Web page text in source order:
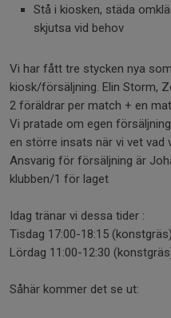
Stå i kiosken, städa
skjutsa vid behov
Vi har fått tre stycken nya
kiosk/försäljning. Elin Storm,
2 föräldrar per match + en
Vi pratade om egen
en större insats när vi vet vad
Ansvarig för försäljning är
klubben/1 för laget
Idag tränar vi dessa tider :
Tisdag 17:00-18:15 (konstgräs)
Lördag 11:00-12:30
Såhär kommer det se ut: